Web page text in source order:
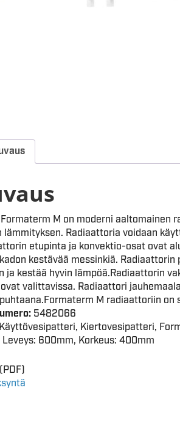
M on moderni aaltomainen
lämmityksen. Radiaattoria voidaan
etupinta ja konvektio-osat ovat
kestävää messinkiä.
ja kestää hyvin lämpöä.Radiaattorin
valittavissa. Radiaattori
M radiaattoriin on
5482066
Kiertovesipatteri,
Leveys: 600mm, Korkeus: 400mm